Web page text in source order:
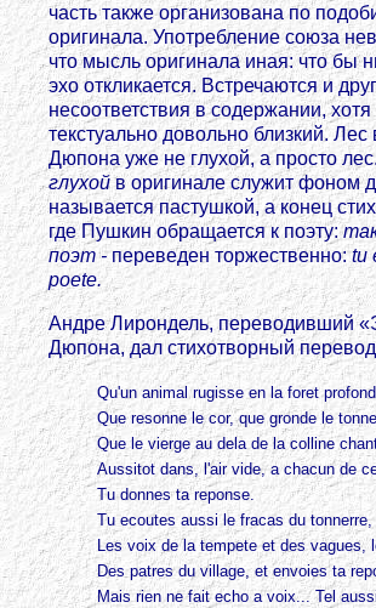
часть также организована по
оригинала. Употребление союза
что мысль оригинала иная: что бы
эхо откликается. Встречаются и
несоответствия в содержании,
текстуально довольно близкий.
Дюпона уже не глухой, а просто
глухойв оригинале служит фоном
называется пастушкой, а конец
где Пушкин обращается к поэту:
поэт -переведен торжественно:tu
poete.
Андре Лирондель, переводивший
Дюпона, дал стихотворный
Qu'un animal rugisse en la foret
Que resonne le cor, que gronde le
Que le vierge au dela de la colline
Aussitot dans, l'air vide, a chacun de
Tu donnes ta reponse.
Tu ecoutes aussi le fracas du tonnerre,
Les voix de la tempete et des vagues,
Des patres du village, et envoies ta
Mais rien ne fait echo a voix... Tel